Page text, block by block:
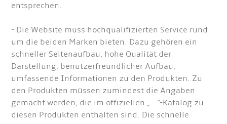
entsprechen.
- Die Website muss hochqualifizierten Service rund
um die beiden Marken bieten. Dazu gehören ein
schneller Seitenaufbau, hohe Qualität der
Darstellung, benutzerfreundlicher Aufbau,
umfassende Informationen zu den Produkten. Zu
den Produkten müssen zumindest die Angaben
gemacht werden, die im offiziellen „..."-Katalog zu
diesen Produkten enthalten sind. Die schnelle